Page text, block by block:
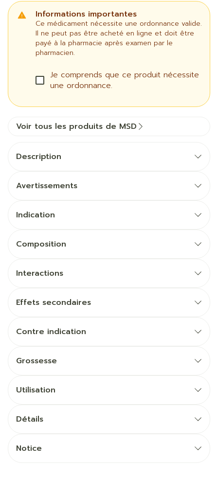
Informations importantes
Ce médicament nécessite une ordonnance valide.
Il ne peut pas être acheté en ligne et doit être
payé à la pharmacie après examen par le
pharmacien.
Je comprends que ce produit nécessite
une ordonnance.
Voir tous les produits de MSD
Description
Avertissements
Indication
Composition
Interactions
Effets secondaires
Contre indication
Grossesse
Utilisation
Détails
Notice